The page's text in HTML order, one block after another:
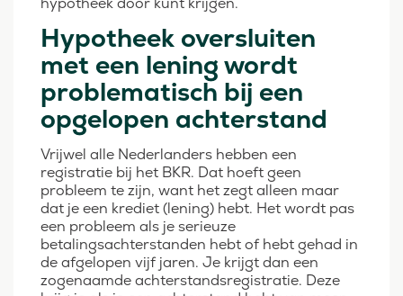
Hypotheek oversluiten
met een lening wordt
problematisch bij een
opgelopen achterstand
Vrijwel alle Nederlanders hebben een
registratie bij het BKR. Dat hoeft geen
probleem te zijn, want het zegt alleen maar
dat je een krediet (lening) hebt. Het wordt pas
een probleem als je serieuze
betalingsachterstanden hebt of hebt gehad in
de afgelopen vijf jaren. Je krijgt dan een
zogenaamde achterstandsregistratie. Deze